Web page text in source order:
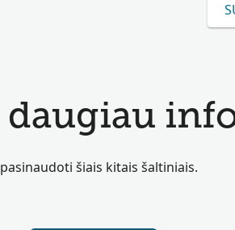
daugiau
šiais kitais šaltiniais.